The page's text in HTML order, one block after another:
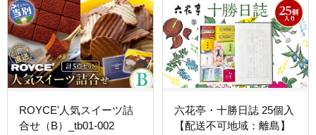
ROYCE'人気スイーツ詰
合せ（B）_tb01-002
六花亭・十勝日誌 25個入
【配送不可地域：離島】